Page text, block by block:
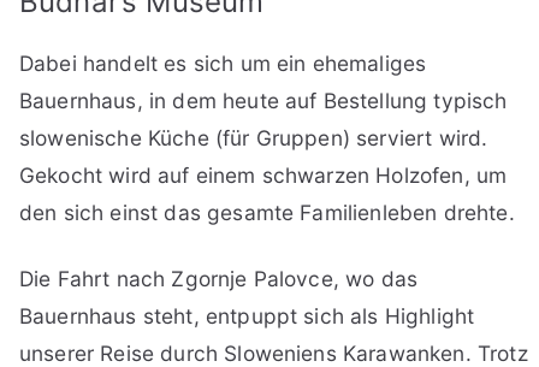
Dabei handelt es sich um ein ehemaliges
Bauernhaus, in dem heute auf Bestellung typisch
slowenische Küche (für Gruppen) serviert wird.
Gekocht wird auf einem schwarzen Holzofen, um
den sich einst das gesamte Familienleben drehte.
Die Fahrt nach Zgornje Palovce, wo das
Bauernhaus steht, entpuppt sich als Highlight
unserer Reise durch Sloweniens Karawanken. Trotz